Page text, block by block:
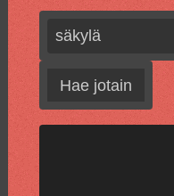
Hae jotain